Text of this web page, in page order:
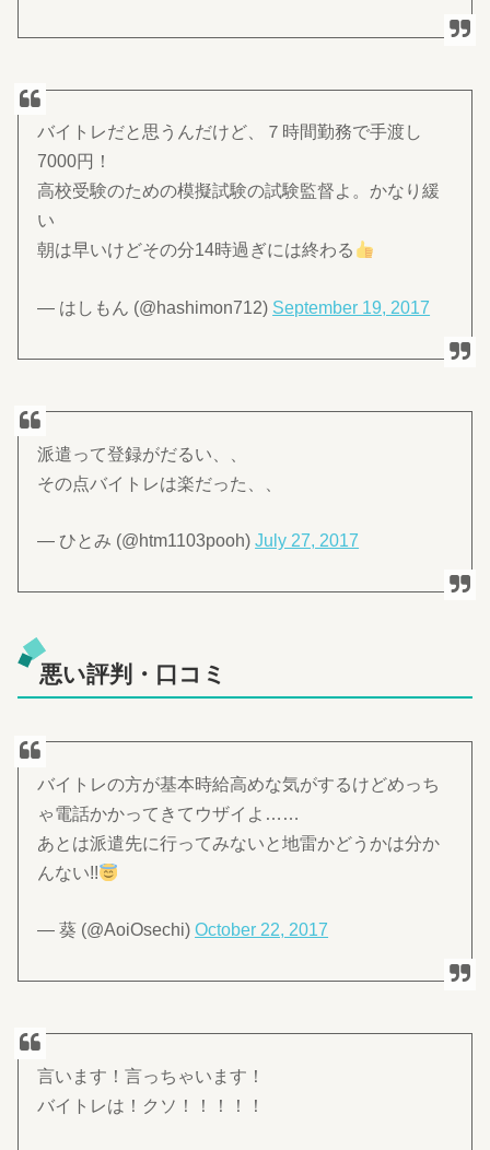
バイトレだと思うんだけど、７時間勤務で手渡し
7000円！
高校受験のための模擬試験の試験監督よ。かなり緩
い
朝は早いけどその分14時過ぎには終わる
— はしもん (@hashimon712) September 19, 2017
派遣って登録がだるい、、
その点バイトレは楽だった、、
— ひとみ (@htm1103pooh)July 27, 2017
悪い評判・口コミ
バイトレの方が基本時給高めな気がするけどめっち
ゃ電話かかってきてウザイよ……
あとは派遣先に行ってみないと地雷かどうかは分か
んない!!
— 葵 (@AoiOsechi)October 22, 2017
言います！言っちゃいます！
バイトレは！クソ！！！！！